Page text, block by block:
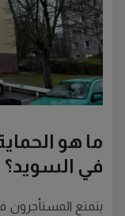
ما هو
في السويد؟
يتمتع المستأجرون